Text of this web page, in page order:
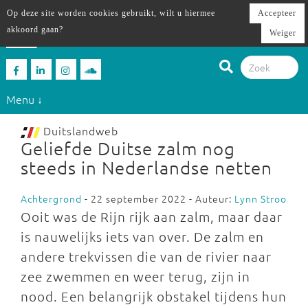
Menu ↓
Duitslandweb
Geliefde Duitse zalm nog
steeds in Nederlandse netten
Achtergrond - 22 september 2022 - Auteur: Lynn Stroo
Ooit was de Rijn rijk aan zalm, maar daar
is nauwelijks iets van over. De zalm en
andere trekvissen die van de rivier naar
zee zwemmen en weer terug, zijn in
nood. Een belangrijk obstakel tijdens hun
Op deze site worden cookies gebruikt, wilt u hiermee
akkoord gaan?
Accepteer
Weiger